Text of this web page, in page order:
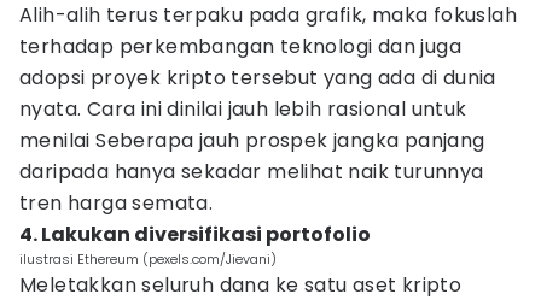
Alih-alih terus terpaku pada grafik, maka fokuslah
terhadap perkembangan teknologi dan juga
adopsi proyek kripto tersebut yang ada di dunia
nyata. Cara ini dinilai jauh lebih rasional untuk
menilai Seberapa jauh prospek jangka panjang
daripada hanya sekadar melihat naik turunnya
tren harga semata.
4. Lakukan diversifikasi portofolio
ilustrasi Ethereum (pexels.com/Jievani)
Meletakkan seluruh dana ke satu aset kripto